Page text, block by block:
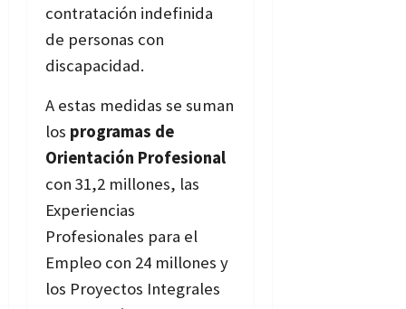
contratación indefinida
de personas con
discapacidad.
A estas medidas se suman
los programas de
Orientación Profesional
con 31,2 millones, las
Experiencias
Profesionales para el
Empleo con 24 millones y
los Proyectos Integrales